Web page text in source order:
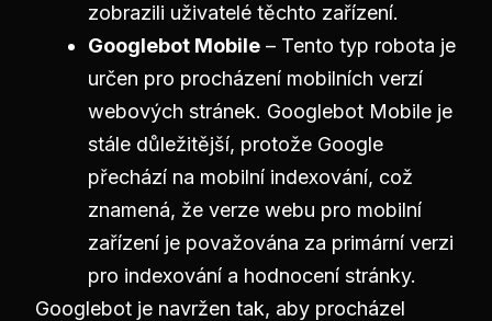
zobrazili uživatelé těchto zařízení.
Googlebot Mobile – Tento typ robota je
určen pro procházení mobilních verzí
webových stránek. Googlebot Mobile je
stále důležitější, protože Google
přechází na mobilní indexování, což
znamená, že verze webu pro mobilní
zařízení je považována za primární verzi
pro indexování a hodnocení stránky.
Googlebot je navržen tak, aby procházel